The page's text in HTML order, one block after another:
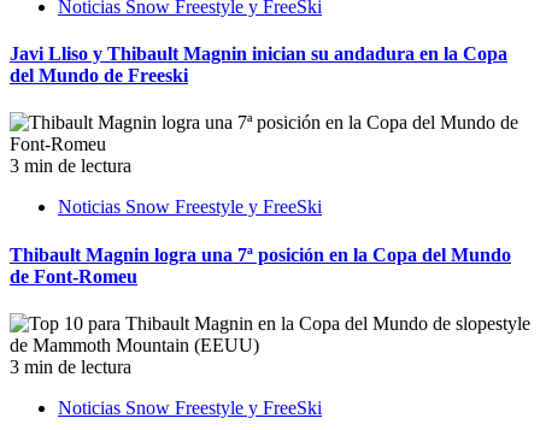
Noticias Snow Freestyle y FreeSki
Javi Lliso y Thibault Magnin inician su andadura en la Copa
del Mundo de Freeski
3 min de lectura
Noticias Snow Freestyle y FreeSki
Thibault Magnin logra una 7ª posición en la Copa del Mundo
de Font-Romeu
3 min de lectura
Noticias Snow Freestyle y FreeSki